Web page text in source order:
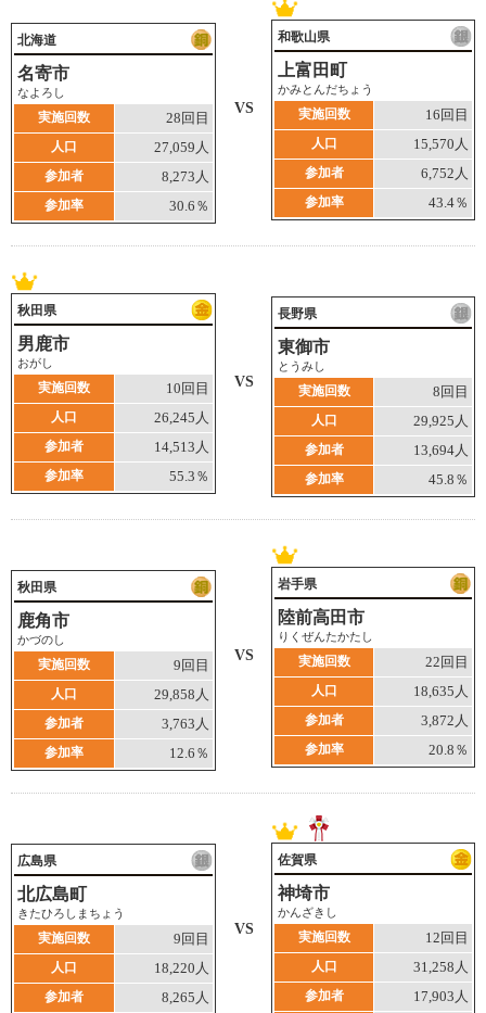
北海道
名寄市
なよろし
実施回数 28回目
人口 27,059人
参加者 8,273人
参加率 30.6％
VS
和歌山県
上富田町
かみとんだちょう
実施回数 16回目
人口 15,570人
参加者 6,752人
参加率 43.4％
秋田県
男鹿市
おがし
実施回数 10回目
人口 26,245人
参加者 14,513人
参加率 55.3％
VS
長野県
東御市
とうみし
実施回数 8回目
人口 29,925人
参加者 13,694人
参加率 45.8％
秋田県
鹿角市
かづのし
実施回数 9回目
人口 29,858人
参加者 3,763人
参加率 12.6％
VS
岩手県
陸前高田市
りくぜんたかたし
実施回数 22回目
人口 18,635人
参加者 3,872人
参加率 20.8％
広島県
北広島町
きたひろしまちょう
実施回数 9回目
人口 18,220人
参加者 8,265人
VS
佐賀県
神埼市
かんざきし
実施回数 12回目
人口 31,258人
参加者 17,903人